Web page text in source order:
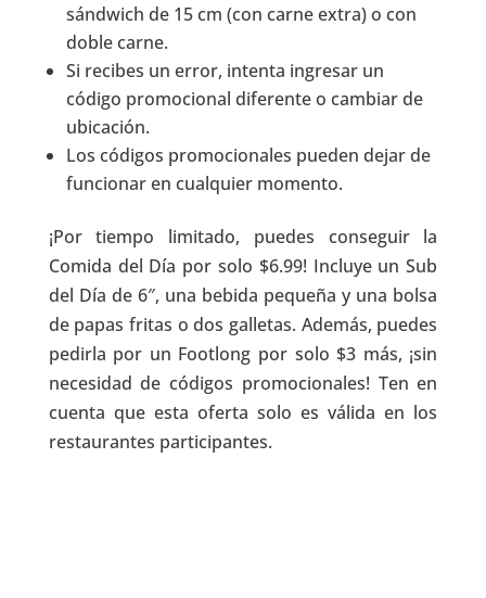
sándwich de 15 cm (con carne extra) o con
doble carne.
Si recibes un error, intenta ingresar un
código promocional diferente o cambiar de
ubicación.
Los códigos promocionales pueden dejar de
funcionar en cualquier momento.
¡Por tiempo limitado, puedes conseguir la
Comida del Día por solo $6.99! Incluye un Sub
del Día de 6″, una bebida pequeña y una bolsa
de papas fritas o dos galletas. Además, puedes
pedirla por un Footlong por solo $3 más, ¡sin
necesidad de códigos promocionales! Ten en
cuenta que esta oferta solo es válida en los
restaurantes participantes.